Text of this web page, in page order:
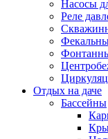
Насосы
Реле
Отдых на даче
Бассейны